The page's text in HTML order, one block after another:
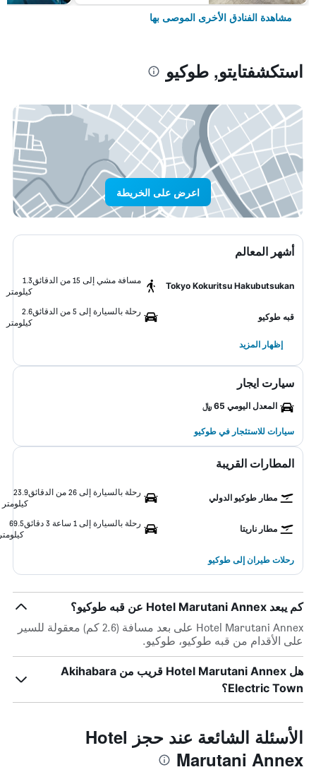
مشاهدة الفنادق الأخرى الموصى بها
استكشفتايتو, طوكيو
اعرض على الخريطة
أشهر المعالم
Tokyo Kokuritsu Hakubutsukan
مسافة مشي إلى 15 من الدقائق
1.3
كيلومتر
قبه طوكيو
رحلة بالسيارة إلى 5 من الدقائق
2.6
كيلومتر
إظهار المزيد
سيارت ايجار
المعدل اليومي 65 ﷼
سيارات للاستئجار في طوكيو
المطارات القريبة
مطار طوكيو الدولي
رحلة بالسيارة إلى 26 من الدقائق
23.9
كيلومتر
مطار ناريتا
رحلة بالسيارة إلى 1 ساعة 3 دقائق
69.5
رحلات طيران إلى طوكيو
كم يبعد Hotel Marutani Annex عن قبه طوكيو؟
Hotel Marutani Annex على بعد مسافة (2.6 كم) معقولة للسير
على الأقدام من قبه طوكيو، طوكيو.
هل Hotel Marutani Annex قريب من Akihabara
Electric Town؟
الأسئلة الشائعة عند حجز Hotel
Marutani Annex